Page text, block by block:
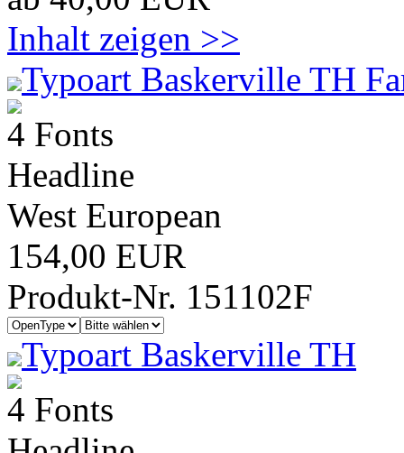
Inhalt zeigen >>
Typoart Baskerville TH
4 Fonts
Headline
West European
154,00 EUR
Produkt-Nr. 151102F
Typoart Baskerville TH
4 Fonts